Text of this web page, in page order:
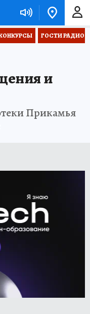
ГОСТИ РАДИО
и
Прикамья